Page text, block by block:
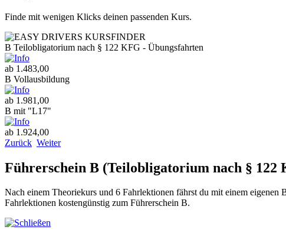
Finde mit wenigen Klicks deinen passenden Kurs.
B Teilobligatorium nach § 122 KFG - Übungsfahrten
ab 1.483,00
B Vollausbildung
ab 1.981,00
B mit "L17"
ab 1.924,00
Zurück Weiter
Führerschein B (Teilobligatorium nach § 122
Nach einem Theoriekurs und 6 Fahrlektionen fährst du mit einem
Fahrlektionen kostengünstig zum Führerschein B.